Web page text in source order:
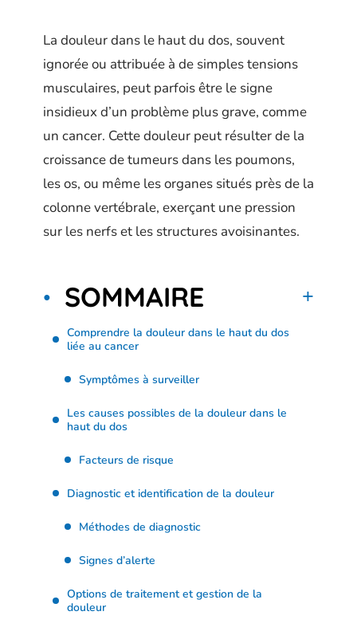
La douleur dans le haut du dos, souvent
ignorée ou attribuée à de simples tensions
musculaires, peut parfois être le signe
insidieux d’un problème plus grave, comme
un cancer. Cette douleur peut résulter de la
croissance de tumeurs dans les poumons,
les os, ou même les organes situés près de la
colonne vertébrale, exerçant une pression
sur les nerfs et les structures avoisinantes.
SOMMAIRE
Comprendre la douleur dans le haut du dos
liée au cancer
Symptômes à surveiller
Les causes possibles de la douleur dans le
haut du dos
Facteurs de risque
Diagnostic et identification de la douleur
Méthodes de diagnostic
Signes d’alerte
Options de traitement et gestion de la
douleur